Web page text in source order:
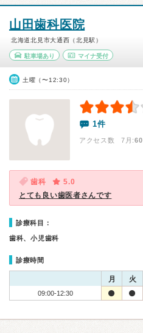
山田歯科医院
北海道北見市大通西（北見駅）
駐車場あり マイナ受付
土曜（〜12:30）
1件
アクセス数 7月:60
歯科
5.0
とても良い歯医者さんです
診療科目：
歯科、小児歯科
診療時間
月 火
09:00-12:30